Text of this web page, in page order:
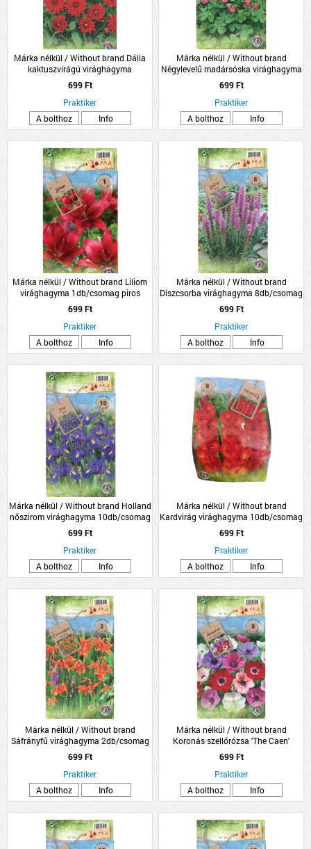
Márka nélkül / Without brand Dália
kaktuszvirágú virághagyma
1db/csomag piros
699 Ft
Praktiker
A bolthoz
Info
Márka nélkül / Without brand
Négylevelű madársóska virághagyma
15db/csomag
699 Ft
Praktiker
A bolthoz
Info
Márka nélkül / Without brand Liliom
virághagyma 1db/csomag piros
699 Ft
Praktiker
A bolthoz
Info
Márka nélkül / Without brand
Díszcsorba virághagyma 8db/csomag
kék
699 Ft
Praktiker
A bolthoz
Info
Márka nélkül / Without brand Holland
nőszirom virághagyma 10db/csomag
kék
699 Ft
Praktiker
A bolthoz
Info
Márka nélkül / Without brand
Kardvirág virághagyma 10db/csomag
piros
699 Ft
Praktiker
A bolthoz
Info
Márka nélkül / Without brand
Sáfrányfű virághagyma 2db/csomag
699 Ft
Praktiker
A bolthoz
Info
Márka nélkül / Without brand
Koronás szellőrózsa 'The Caen'
virághagyma színkeverék
8db/csomag
699 Ft
Praktiker
A bolthoz
Info